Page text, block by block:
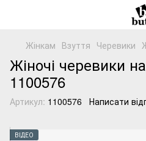
Жінкам Взуття Черевики
Жіночі черевики
1100576
Артикул: 1100576 Написати
ВІДЕО